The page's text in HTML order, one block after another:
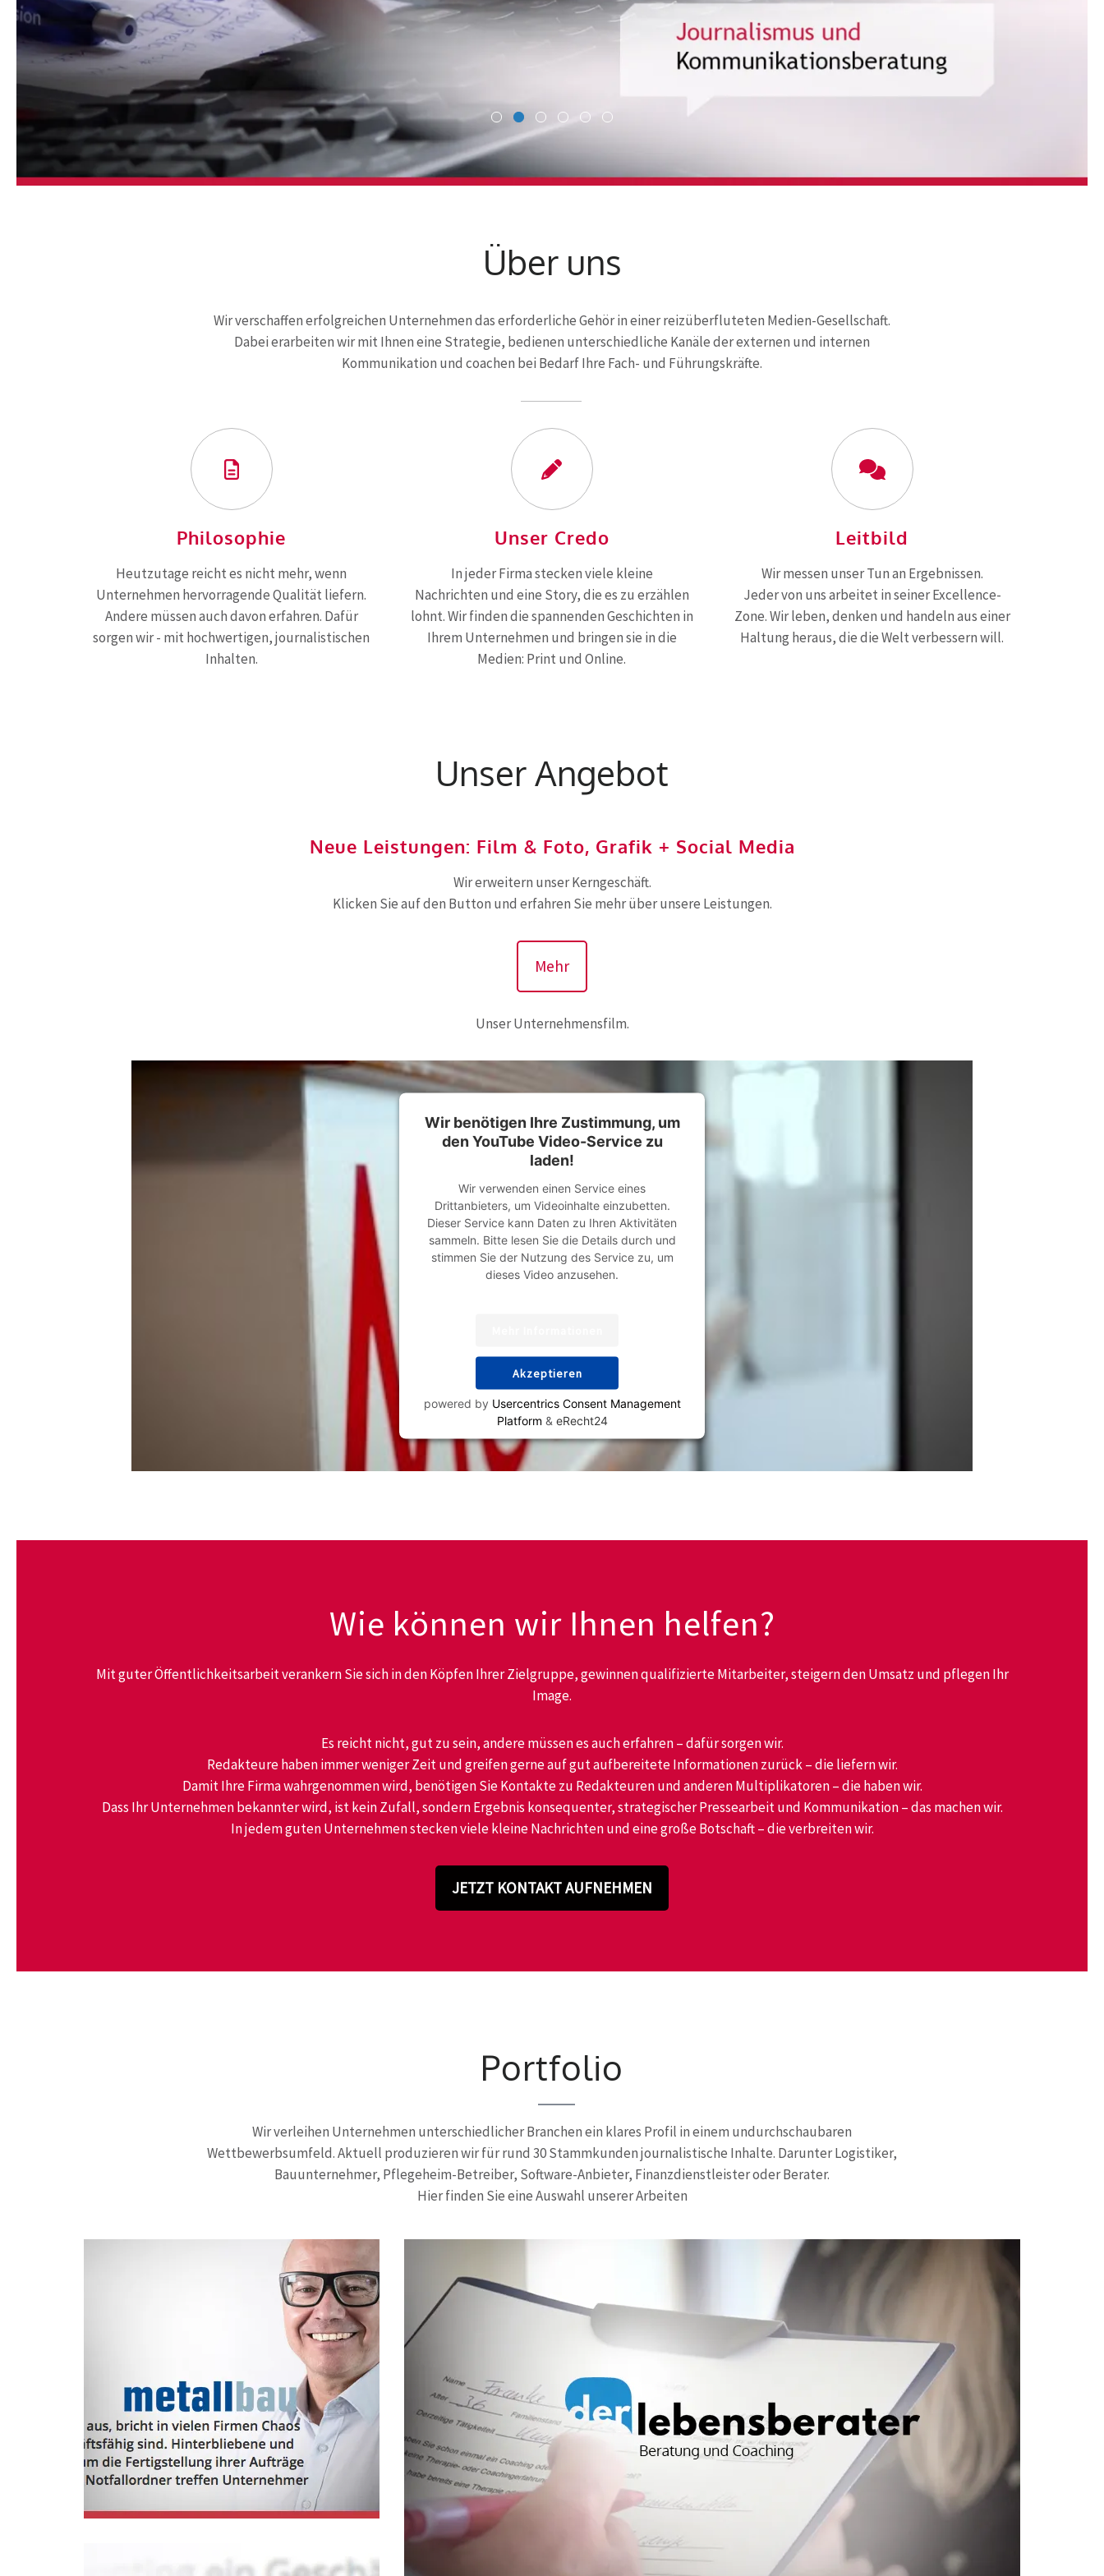
Über uns
Wir verschaffen erfolgreichen Unternehmen das erforderliche Gehör in einer reizüberfluteten Medien-Gesellschaft.
Dabei erarbeiten wir mit Ihnen eine Strategie, bedienen unterschiedliche Kanäle der externen und internen
Kommunikation und coachen bei Bedarf Ihre Fach- und Führungskräfte.
Philosophie
Heutzutage reicht es nicht mehr, wenn
Unternehmen hervorragende Qualität liefern.
Andere müssen auch davon erfahren. Dafür
sorgen wir - mit hochwertigen, journalistischen
Inhalten.
Unser Credo
In jeder Firma stecken viele kleine
Nachrichten und eine Story, die es zu erzählen
lohnt. Wir finden die spannenden Geschichten in
Ihrem Unternehmen und bringen sie in die
Medien: Print und Online.
Leitbild
Wir messen unser Tun an Ergebnissen.
Jeder von uns arbeitet in seiner Excellence-
Zone. Wir leben, denken und handeln aus einer
Haltung heraus, die die Welt verbessern will.
Unser Angebot
Neue Leistungen: Film & Foto, Grafik + Social Media
Wir erweitern unser Kerngeschäft.
Klicken Sie auf den Button und erfahren Sie mehr über unsere Leistungen.
Mehr
Unser Unternehmensfilm.
Wir benötigen Ihre Zustimmung, um
den YouTube Video-Service zu
laden!
Wir verwenden einen Service eines
Drittanbieters, um Videoinhalte einzubetten.
Dieser Service kann Daten zu Ihren Aktivitäten
sammeln. Bitte lesen Sie die Details durch und
stimmen Sie der Nutzung des Service zu, um
dieses Video anzusehen.
Akzeptieren
powered by Usercentrics Consent Management
Platform & eRecht24
Wie können wir Ihnen helfen?
Mit guter Öffentlichkeitsarbeit verankern Sie sich in den Köpfen Ihrer Zielgruppe, gewinnen qualifizierte Mitarbeiter, steigern den Umsatz und pflegen Ihr
Image.
Es reicht nicht, gut zu sein, andere müssen es auch erfahren – dafür sorgen wir.
Redakteure haben immer weniger Zeit und greifen gerne auf gut aufbereitete Informationen zurück – die liefern wir.
Damit Ihre Firma wahrgenommen wird, benötigen Sie Kontakte zu Redakteuren und anderen Multiplikatoren – die haben wir.
Dass Ihr Unternehmen bekannter wird, ist kein Zufall, sondern Ergebnis konsequenter, strategischer Pressearbeit und Kommunikation – das machen wir.
In jedem guten Unternehmen stecken viele kleine Nachrichten und eine große Botschaft – die verbreiten wir.
JETZT KONTAKT AUFNEHMEN
Portfolio
Wir verleihen Unternehmen unterschiedlicher Branchen ein klares Profil in einem undurchschaubaren
Wettbewerbsumfeld. Aktuell produzieren wir für rund 30 Stammkunden journalistische Inhalte. Darunter Logistiker,
Bauunternehmer, Pflegeheim-Betreiber, Software-Anbieter, Finanzdienstleister oder Berater.
Hier finden Sie eine Auswahl unserer Arbeiten
Leonhard Fromm im Metallbau
Magazin über den
Ausnahmezustand, wenn der
Chef plötzlich stirbt.
Jetzt lesen
Der Medienberater wird zum Lebensberater
Leonard Fromm und Michael Sudahl erweitern ihr Coaching-Angebot für
Führungskräfte, Teams und Einzelpersonen.
Jetzt lesen